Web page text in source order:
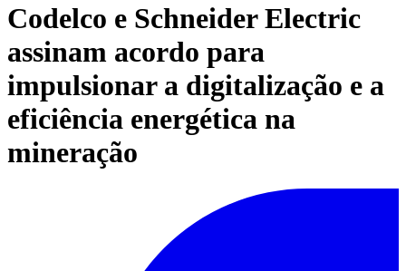
Codelco e Schneider Electric
assinam acordo para
impulsionar a digitalização e a
eficiência energética na
mineração